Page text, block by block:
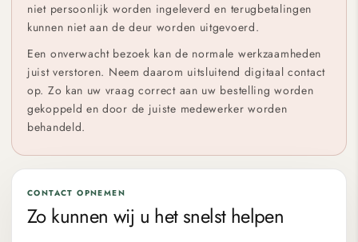
niet persoonlijk worden ingeleverd en terugbetalingen
kunnen niet aan de deur worden uitgevoerd.
Een onverwacht bezoek kan de normale werkzaamheden
juist verstoren. Neem daarom uitsluitend digitaal contact
op. Zo kan uw vraag correct aan uw bestelling worden
gekoppeld en door de juiste medewerker worden
behandeld.
CONTACT OPNEMEN
Zo kunnen wij u het snelst helpen